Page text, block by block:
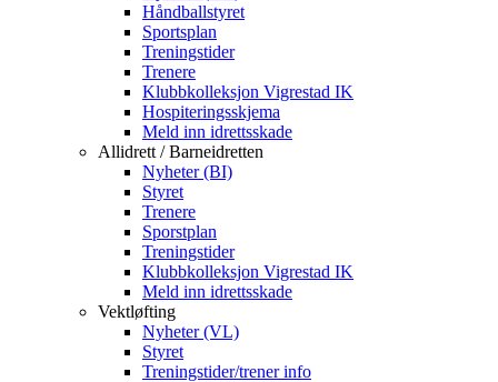
Håndballstyret
Sportsplan
Treningstider
Trenere
Klubbkolleksjon Vigrestad IK
Hospiteringsskjema
Meld inn idrettsskade
Allidrett / Barneidretten
Nyheter (BI)
Styret
Trenere
Sporstplan
Treningstider
Klubbkolleksjon Vigrestad IK
Meld inn idrettsskade
Vektløfting
Nyheter (VL)
Styret
Treningstider/trener info